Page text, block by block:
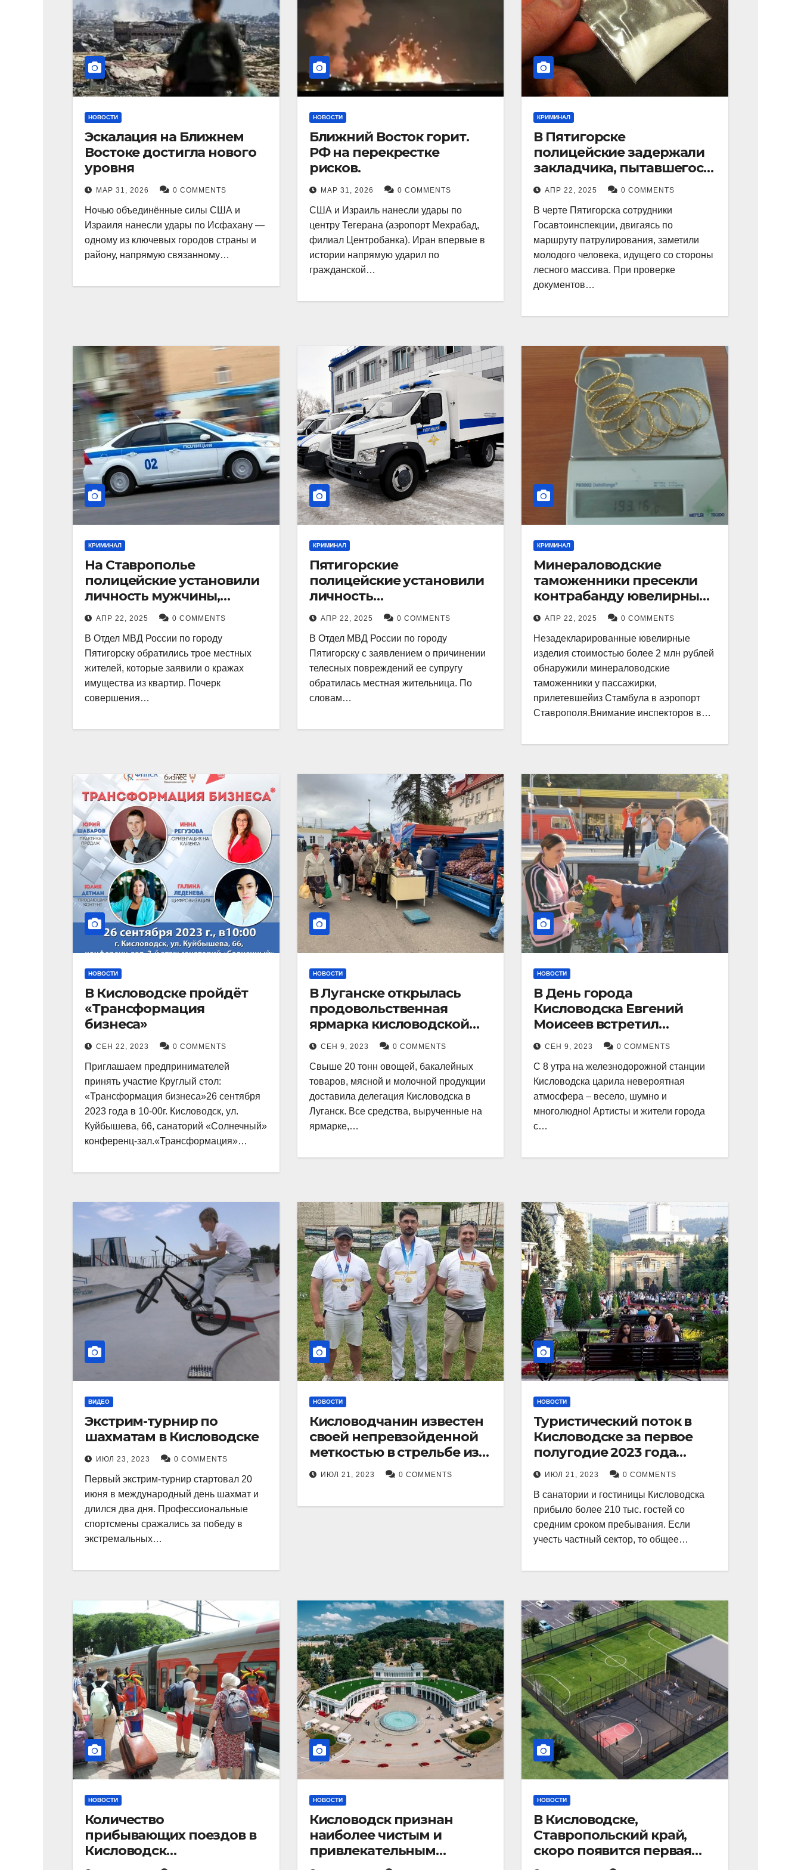
НОВОСТИ
Эскалация на Ближнем
Востоке достигла нового
уровня
МАР 31, 2026 0 COMMENTS
Ночью объединённые силы США и
Израиля нанесли удары по Исфахану —
одному из ключевых городов страны и
району, напрямую связанному…
НОВОСТИ
Ближний Восток горит.
РФ на перекрестке
рисков.
МАР 31, 2026 0 COMMENTS
США и Израиль нанесли удары по
центру Тегерана (аэропорт Мехрабад,
филиал Центробанка). Иран впервые в
истории напрямую ударил по
гражданской…
КРИМИНАЛ
В Пятигорске
полицейские задержали
закладчика, пытавшегося
сбыть партию
синтетического
наркотика
АПР 22, 2025 0 COMMENTS
В черте Пятигорска сотрудники
Госавтоинспекции, двигаясь по
маршруту патрулирования, заметили
молодого человека, идущего со стороны
лесного массива. При проверке
документов…
КРИМИНАЛ
На Ставрополье
полицейские установили
личность мужчины,
причастного к кражам
имущества из квартир в
Пятигорске
АПР 22, 2025 0 COMMENTS
В Отдел МВД России по городу
Пятигорску обратились трое местных
жителей, которые заявили о кражах
имущества из квартир. Почерк
совершения…
КРИМИНАЛ
Пятигорские
полицейские установили
личность
злоумышленника,
причинившего телесные
повреждения местному
жителю
АПР 22, 2025 0 COMMENTS
В Отдел МВД России по городу
Пятигорску с заявлением о причинении
телесных повреждений ее супругу
обратилась местная жительница. По
словам…
КРИМИНАЛ
Минераловодские
таможенники пресекли
контрабанду ювелирных
изделий на 2 млн рублей
АПР 22, 2025 0 COMMENTS
Незадекларированные ювелирные
изделия стоимостью более 2 млн рублей
обнаружили минераловодские
таможенники у пассажирки,
прилетевшейиз Стамбула в аэропорт
Ставрополя.Внимание инспекторов в…
НОВОСТИ
В Кисловодске пройдёт
«Трансформация
бизнеса»
СЕН 22, 2023 0 COMMENTS
Приглашаем предпринимателей
принять участие Круглый стол:
«Трансформация бизнеса»26 сентября
2023 года в 10-00г. Кисловодск, ул.
Куйбышева, 66, санаторий «Солнечный»
конференц-зал.«Трансформация»…
НОВОСТИ
В Луганске открылась
продовольственная
ярмарка кисловодской
продукции.
СЕН 9, 2023 0 COMMENTS
Свыше 20 тонн овощей, бакалейных
товаров, мясной и молочной продукции
доставила делегация Кисловодска в
Луганск. Все средства, вырученные на
ярмарке,…
НОВОСТИ
В День города
Кисловодска Евгений
Моисеев встретил
прибывший поезд с
туристами.
СЕН 9, 2023 0 COMMENTS
С 8 утра на железнодорожной станции
Кисловодска царила невероятная
атмосфера – весело, шумно и
многолюдно! Артисты и жители города
с…
ВИДЕО
Экстрим-турнир по
шахматам в Кисловодске
ИЮЛ 23, 2023 0 COMMENTS
Первый экстрим-турнир стартовал 20
июня в международный день шахмат и
длился два дня. Профессиональные
спортсмены сражались за победу в
экстремальных…
НОВОСТИ
Кисловодчанин известен
своей непревзойденной
меткостью в стрельбе из
лука, и его успехи
прославили его в
ИЮЛ 21, 2023 0 COMMENTS
НОВОСТИ
Туристический поток в
Кисловодске за первое
полугодие 2023 года
показал рекордный рост в
21 процент.
ИЮЛ 21, 2023 0 COMMENTS
В санатории и гостиницы Кисловодска
прибыло более 210 тыс. гостей со
средним сроком пребывания. Если
учесть частный сектор, то общее…
НОВОСТИ
Количество
прибывающих поездов в
Кисловодск
стремительно
НОВОСТИ
Кисловодск признан
наиболее чистым и
привлекательным
курортным городом в
НОВОСТИ
В Кисловодске,
Ставропольский край,
скоро появится первая
«умная площадка».